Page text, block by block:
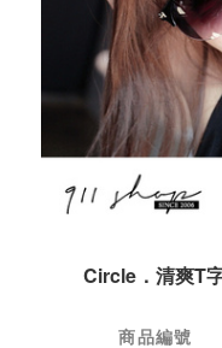
Circle．清爽T
商品編號